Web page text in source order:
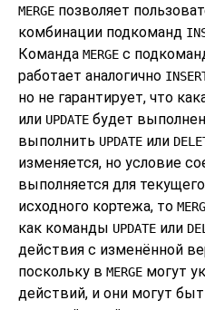
MERGE позволяет
комбинации подкоманд
Команда MERGE с
работает аналогично
но не гарантирует, что
или UPDATE будет
выполнить UPDATE или
изменяется, но условие
выполняется для
исходного кортежа, то
как команды UPDATE или
действия с изменённой
поскольку в MERGE могут
действий, и они могут